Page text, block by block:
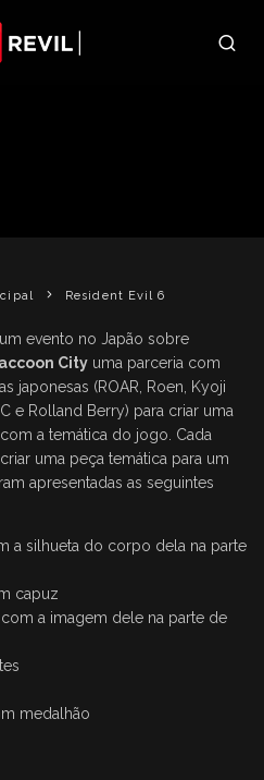
Resident Evil 6
evento no Japão sobre
City uma parceria com
japonesas (ROAR, Roen, Kyoji
e Rolland Berry) para criar uma
a temática do jogo. Cada
uma peça temática para um
apresentadas as seguintes
a silhueta do corpo dela na parte
capuz
com a imagem dele na parte de
medalhão